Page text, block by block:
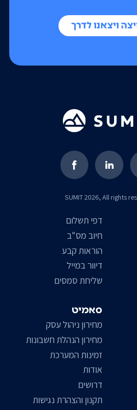
ויצאנו לדרך
SUMIT 2026, All rights
סאמיט
מחירון ניהול עסק
מחירון הנהלת חשבונות
זמינות המערכת
אודות
דרושים
תקנון והצהרת נגישות
דפי תשלום
חיוב מס"ב
הוראות קבע
דיוור במייל
שליחת סמסים